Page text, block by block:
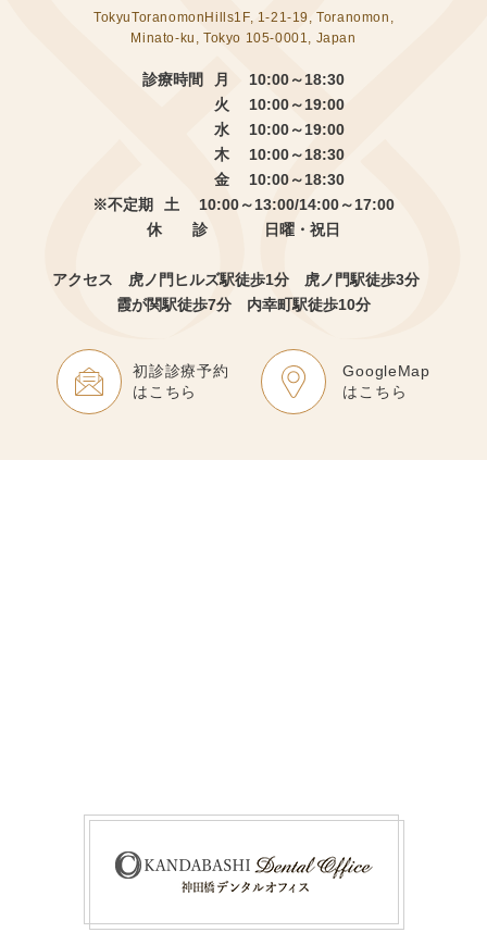
TokyuToranomonHills1F, 1-21-19, Toranomon,
Minato-ku, Tokyo 105-0001, Japan
診療時間
月 10:00～18:30
火 10:00～19:00
水 10:00～19:00
木 10:00～18:30
金 10:00～18:30
※不定期
土 10:00～13:00/14:00～17:00
休 診
日曜・祝日
アクセス 虎ノ門ヒルズ駅徒歩1分
虎ノ門駅徒歩3分
霞が関駅徒歩7分 内幸町駅徒歩10分
初診診療予約
はこちら
GoogleMap
はこちら